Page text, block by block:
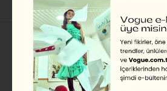
İlgili Başlıklar
ÜNLÜ STILI
Tatilde
Gibi